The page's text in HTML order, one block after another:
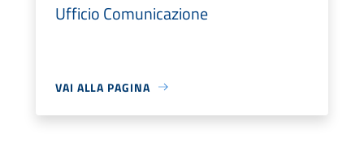
Ufficio Comunicazione
VAI ALLA PAGINA